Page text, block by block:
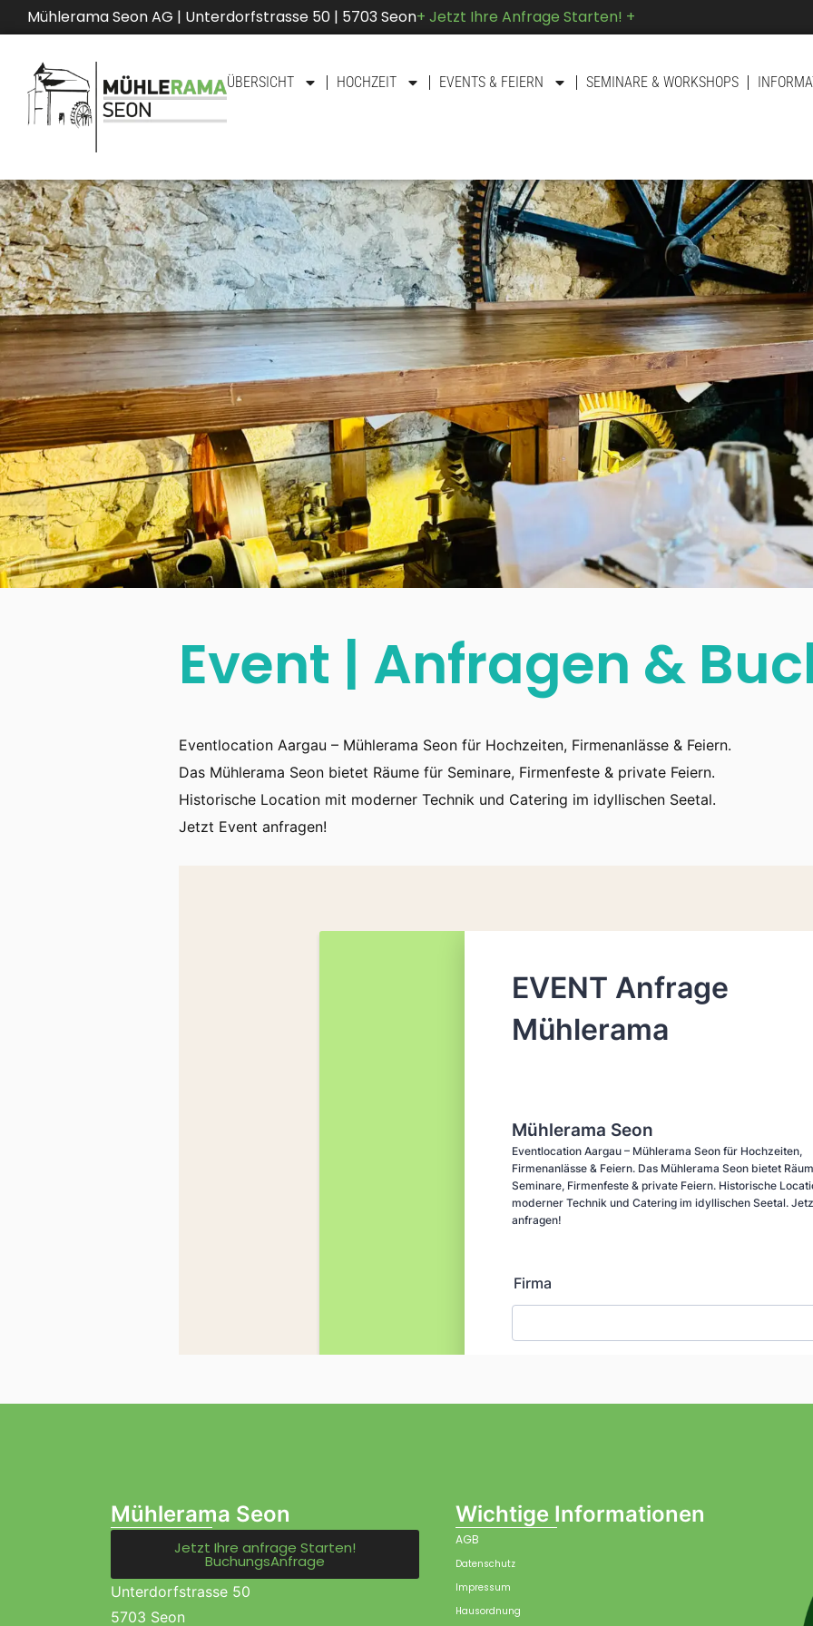
Mühlerama Seon AG | Unterdorfstrasse 50 | 5703 Seon+ Jetzt Ihre Anfrage Starten! +
ÜBERSICHT HOCHZEIT EVENTS & FEIERN SEMINARE & WORKSHOPS
Event | Anfragen &
Eventlocation Aargau – Mühlerama Seon für Hochzeiten, Firmenanlässe & Feiern.
Das Mühlerama Seon bietet Räume für Seminare, Firmenfeste & private Feiern.
Historische Location mit moderner Technik und Catering im idyllischen Seetal.
Jetzt Event anfragen!
Mühlerama Seon
Jetzt Ihre anfrage Starten!
BuchungsAnfrage
Unterdorfstrasse 50
5703 Seon
Wichtige Informationen
AGB
Datenschutz
Impressum
Hausordnung